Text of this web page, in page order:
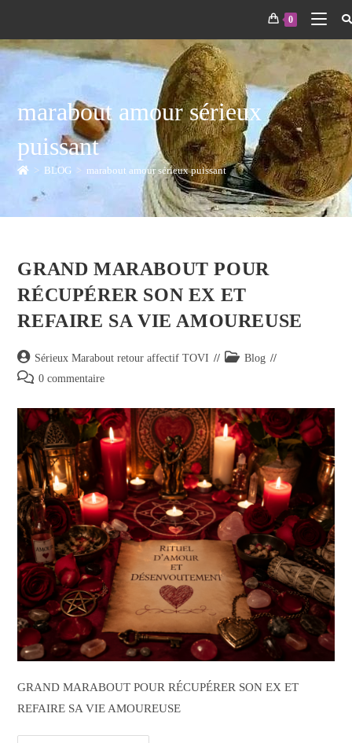
0
marabout amour sérieux
puissant
> BLOG > marabout amour sérieux puissant
GRAND MARABOUT POUR
RÉCUPÉRER SON EX ET
REFAIRE SA VIE AMOUREUSE
Sérieux Marabout retour affectif TOVI
Blog
0 commentaire
GRAND MARABOUT POUR RÉCUPÉRER SON EX ET
REFAIRE SA VIE AMOUREUSE